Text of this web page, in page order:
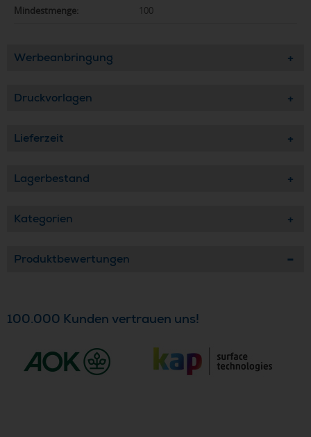
Mindestmenge: 100
Werbeanbringung
Druckvorlagen
Lieferzeit
Lagerbestand
Kategorien
Produktbewertungen
100.000 Kunden vertrauen uns!